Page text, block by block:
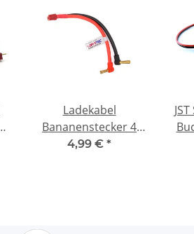
Ladekabel
Bananenstecker 4
mm abgewinkelt ->
4,99 € *